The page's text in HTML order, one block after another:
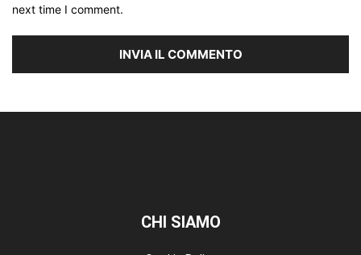
next time I comment.
CHI SIAMO